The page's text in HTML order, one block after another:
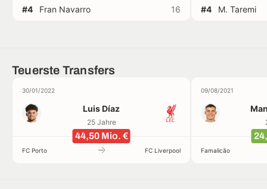
#4 Fran Navarro 16 #4 M. Taremi
Teuerste Transfers
30/01/2022
Luis Díaz
25 Jahre
44,50 Mio. €
FC Porto FC Liverpool
09/08/2021
Famalicão